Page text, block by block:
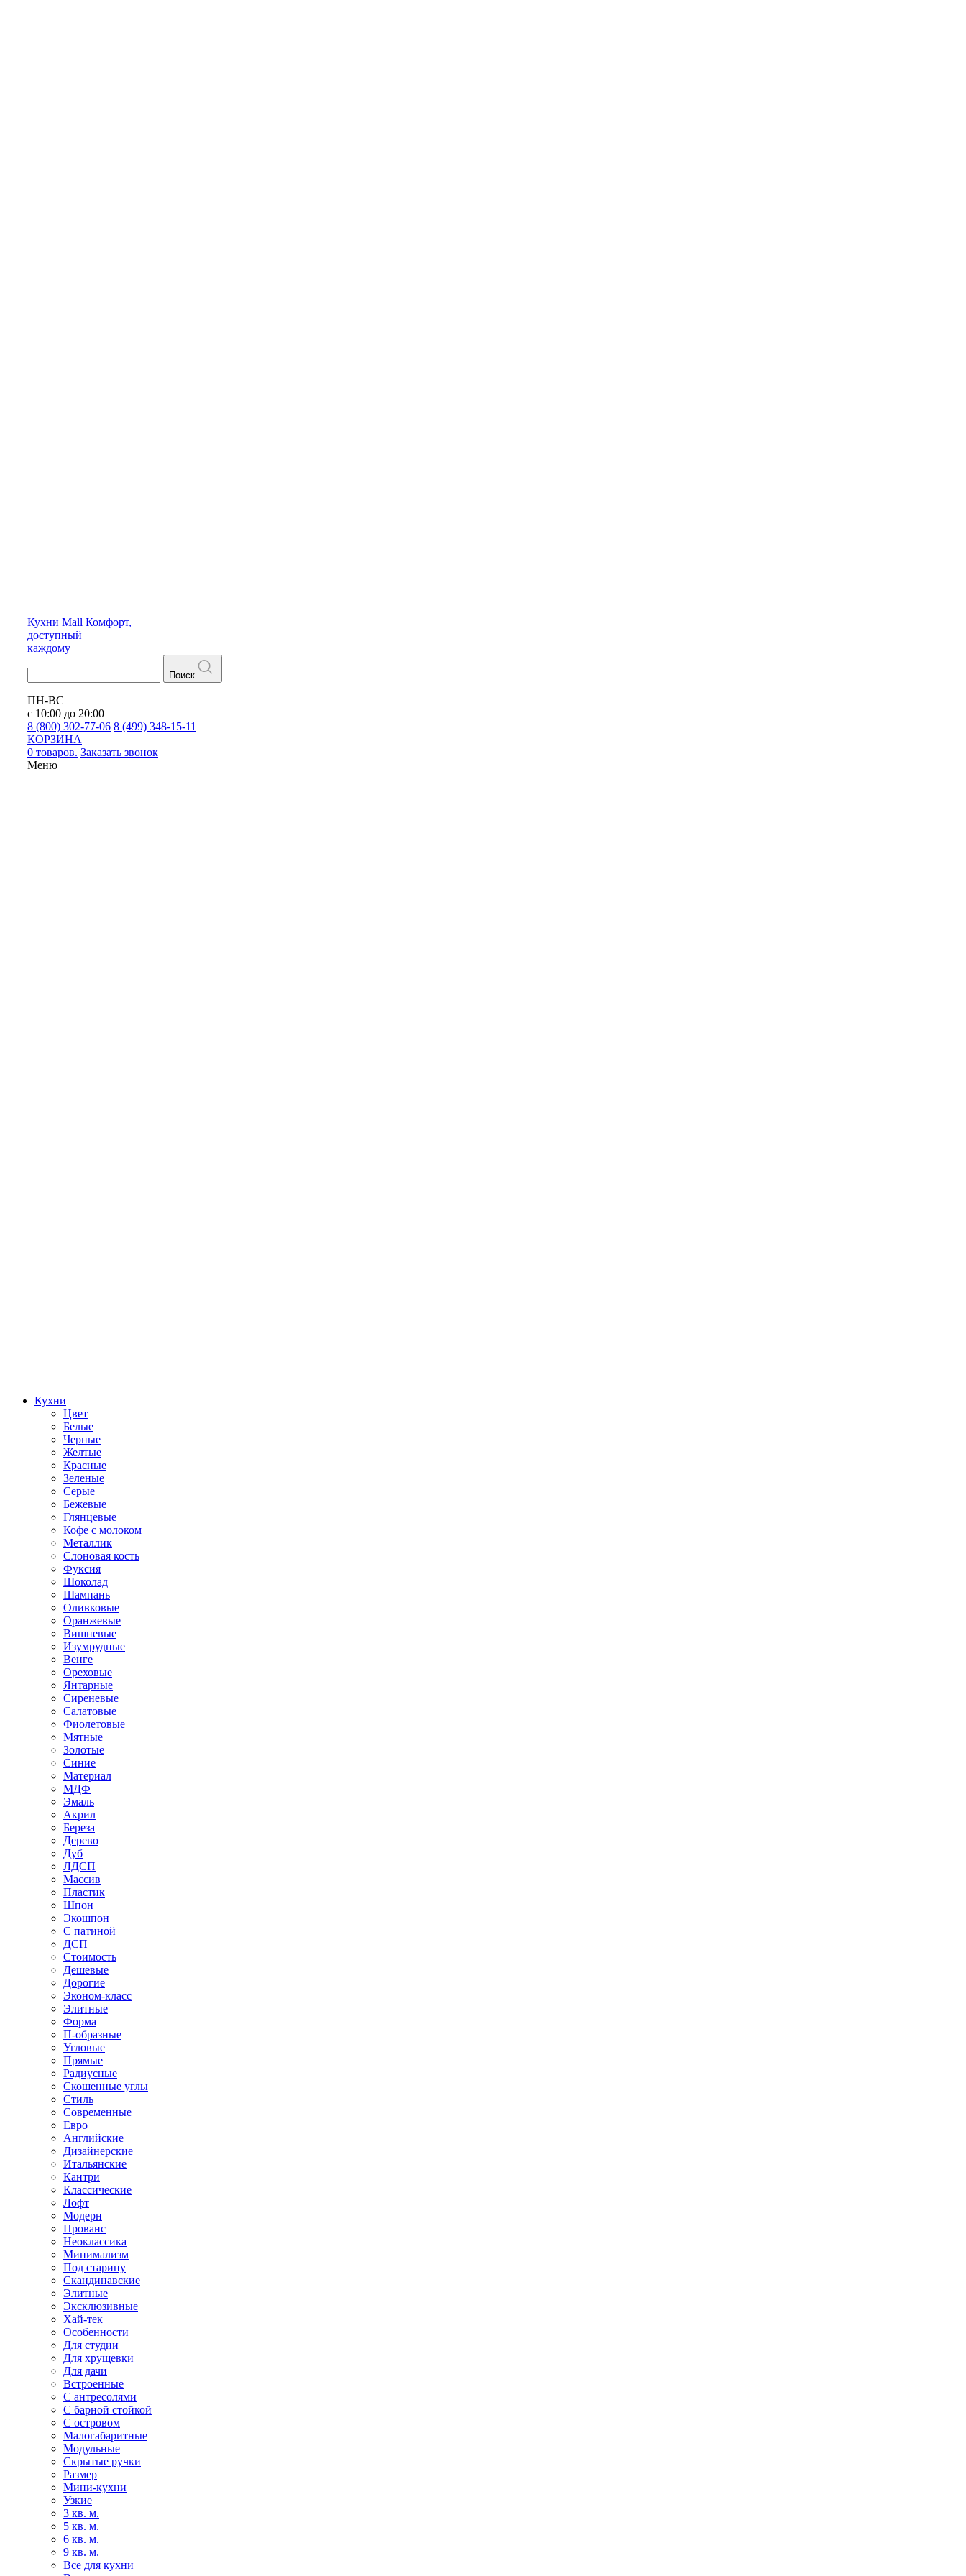
Кухни Mall Комфорт,
доступный
каждому
Поиск
ПН-ВС
с 10:00 до 20:00
8 (800) 302-77-06 8 (499) 348-15-11
КОРЗИНА
0 товаров. Заказать звонок
Меню
Кухни
Цвет
Белые
Черные
Желтые
Красные
Зеленые
Серые
Бежевые
Глянцевые
Кофе с молоком
Металлик
Слоновая кость
Фуксия
Шоколад
Шампань
Оливковые
Оранжевые
Вишневые
Изумрудные
Венге
Ореховые
Янтарные
Сиреневые
Салатовые
Фиолетовые
Мятные
Золотые
Синие
Материал
МДФ
Эмаль
Акрил
Береза
Дерево
Дуб
ЛДСП
Массив
Пластик
Шпон
Экошпон
С патиной
ДСП
Стоимость
Дешевые
Дорогие
Эконом-класс
Элитные
Форма
П-образные
Угловые
Прямые
Радиусные
Скошенные углы
Стиль
Современные
Евро
Английские
Дизайнерские
Итальянские
Кантри
Классические
Лофт
Модерн
Прованс
Неоклассика
Минимализм
Под старину
Скандинавские
Элитные
Эксклюзивные
Хай-тек
Особенности
Для студии
Для хрущевки
Для дачи
Встроенные
С антресолями
С барной стойкой
С островом
Малогабаритные
Модульные
Скрытые ручки
Размер
Мини-кухни
Узкие
3 кв. м.
5 кв. м.
6 кв. м.
9 кв. м.
Все для кухни